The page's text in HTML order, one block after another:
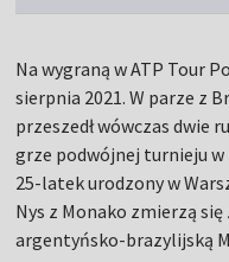
Na wygraną w ATP Tour
sierpnia 2021. W parze z
przeszedł wówczas dwie
grze podwójnej turnieju w
25-latek urodzony w
Nys z Monako zmierzą
argentyńsko-brazylijską